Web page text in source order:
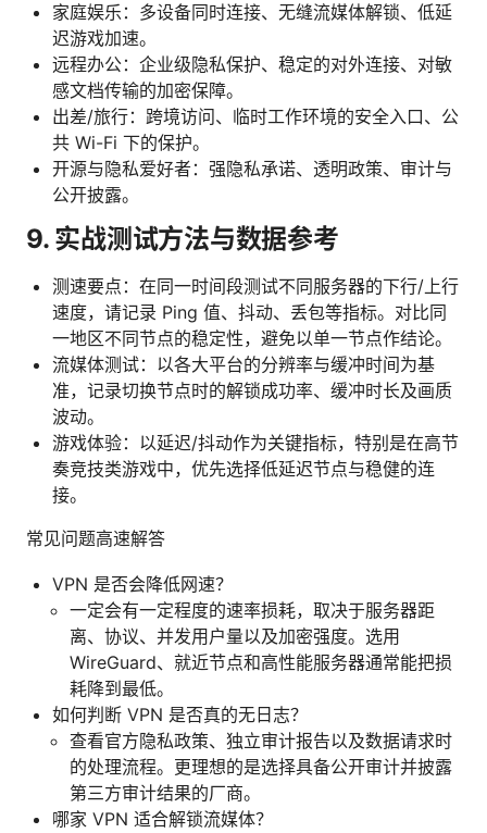
家庭娱乐：多设备同时连接、无缝流媒体解锁、低延
迟游戏加速。
远程办公：企业级隐私保护、稳定的对外连接、对敏
感文档传输的加密保障。
出差/旅行：跨境访问、临时工作环境的安全入口、公
共 Wi-Fi 下的保护。
开源与隐私爱好者：强隐私承诺、透明政策、审计与
公开披露。
9. 实战测试方法与数据参考
测速要点：在同一时间段测试不同服务器的下行/上行
速度，请记录 Ping 值、抖动、丢包等指标。对比同
一地区不同节点的稳定性，避免以单一节点作结论。
流媒体测试：以各大平台的分辨率与缓冲时间为基
准，记录切换节点时的解锁成功率、缓冲时长及画质
波动。
游戏体验：以延迟/抖动作为关键指标，特别是在高节
奏竞技类游戏中，优先选择低延迟节点与稳健的连
接。
常见问题高速解答
VPN 是否会降低网速？
一定会有一定程度的速率损耗，取决于服务器距
离、协议、并发用户量以及加密强度。选用
WireGuard、就近节点和高性能服务器通常能把损
耗降到最低。
如何判断 VPN 是否真的无日志？
查看官方隐私政策、独立审计报告以及数据请求时
的处理流程。更理想的是选择具备公开审计并披露
第三方审计结果的厂商。
哪家 VPN 适合解锁流媒体？